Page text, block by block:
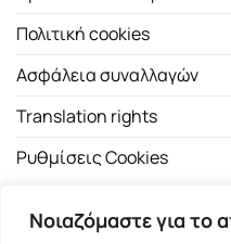
Νοιαζόμαστε για το
Πολιτική cookies
Ασφάλεια συναλλαγών
Translation rights
Ρυθμίσεις Cookies